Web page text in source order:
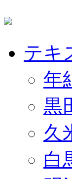
テキ
年
黒
久
白